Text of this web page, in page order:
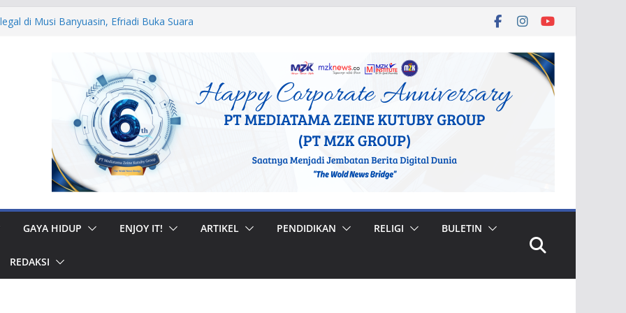
untuk Jaga Ketertiban Sosial
Rumah di Gunung Kerinci, Anggota
Pastikan Bantuan Tepat Sasaran
RW, Bupati Bursah Zarnubi Inisiasi
di Kota Lahat
GAYA HIDUP ENJOY IT! ARTIKEL PENDIDIKAN RELIGI BULETIN
REDAKSI